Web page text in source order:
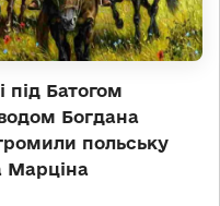
під Батогом
Богдана
польську
Марціна